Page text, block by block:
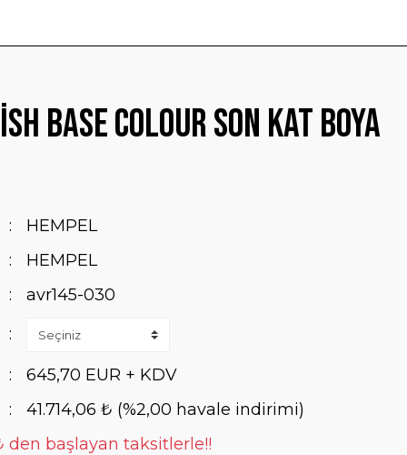
Base Colour Son Kat Boya
HEMPEL
HEMPEL
avr145-030
645,70 EUR + KDV
41.714,06 ₺ (%2,00 havale indirimi)
den başlayan taksitlerle!!